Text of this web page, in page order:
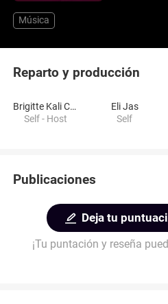
Música
Reparto y producción
Brigitte Kali Canales
Self - Host
Eli Jas
Self
Publicaciones
Deja tu
¡Tu puntación y reseña